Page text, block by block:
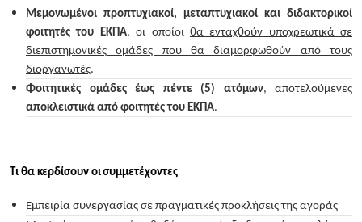
Μεμονωμένοι προπτυχιακοί, μεταπτυχιακοί και διδακτορικοί
φοιτητές του ΕΚΠΑ, οι οποίοι θα ενταχθούν υποχρεωτικά σε
διεπιστημονικές ομάδες που θα διαμορφωθούν από τους
διοργανωτές.
Φοιτητικές ομάδες έως πέντε (5) ατόμων, αποτελούμενες
αποκλειστικά από φοιτητές του ΕΚΠΑ.
Τι θα κερδίσουν οι συμμετέχοντες
Εμπειρία συνεργασίας σε πραγματικές προκλήσεις της αγοράς